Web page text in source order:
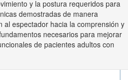
y la postura requeridos para
demostradas de manera
al espectador hacia la comprensión y
necesarios para mejorar
de pacientes adultos con